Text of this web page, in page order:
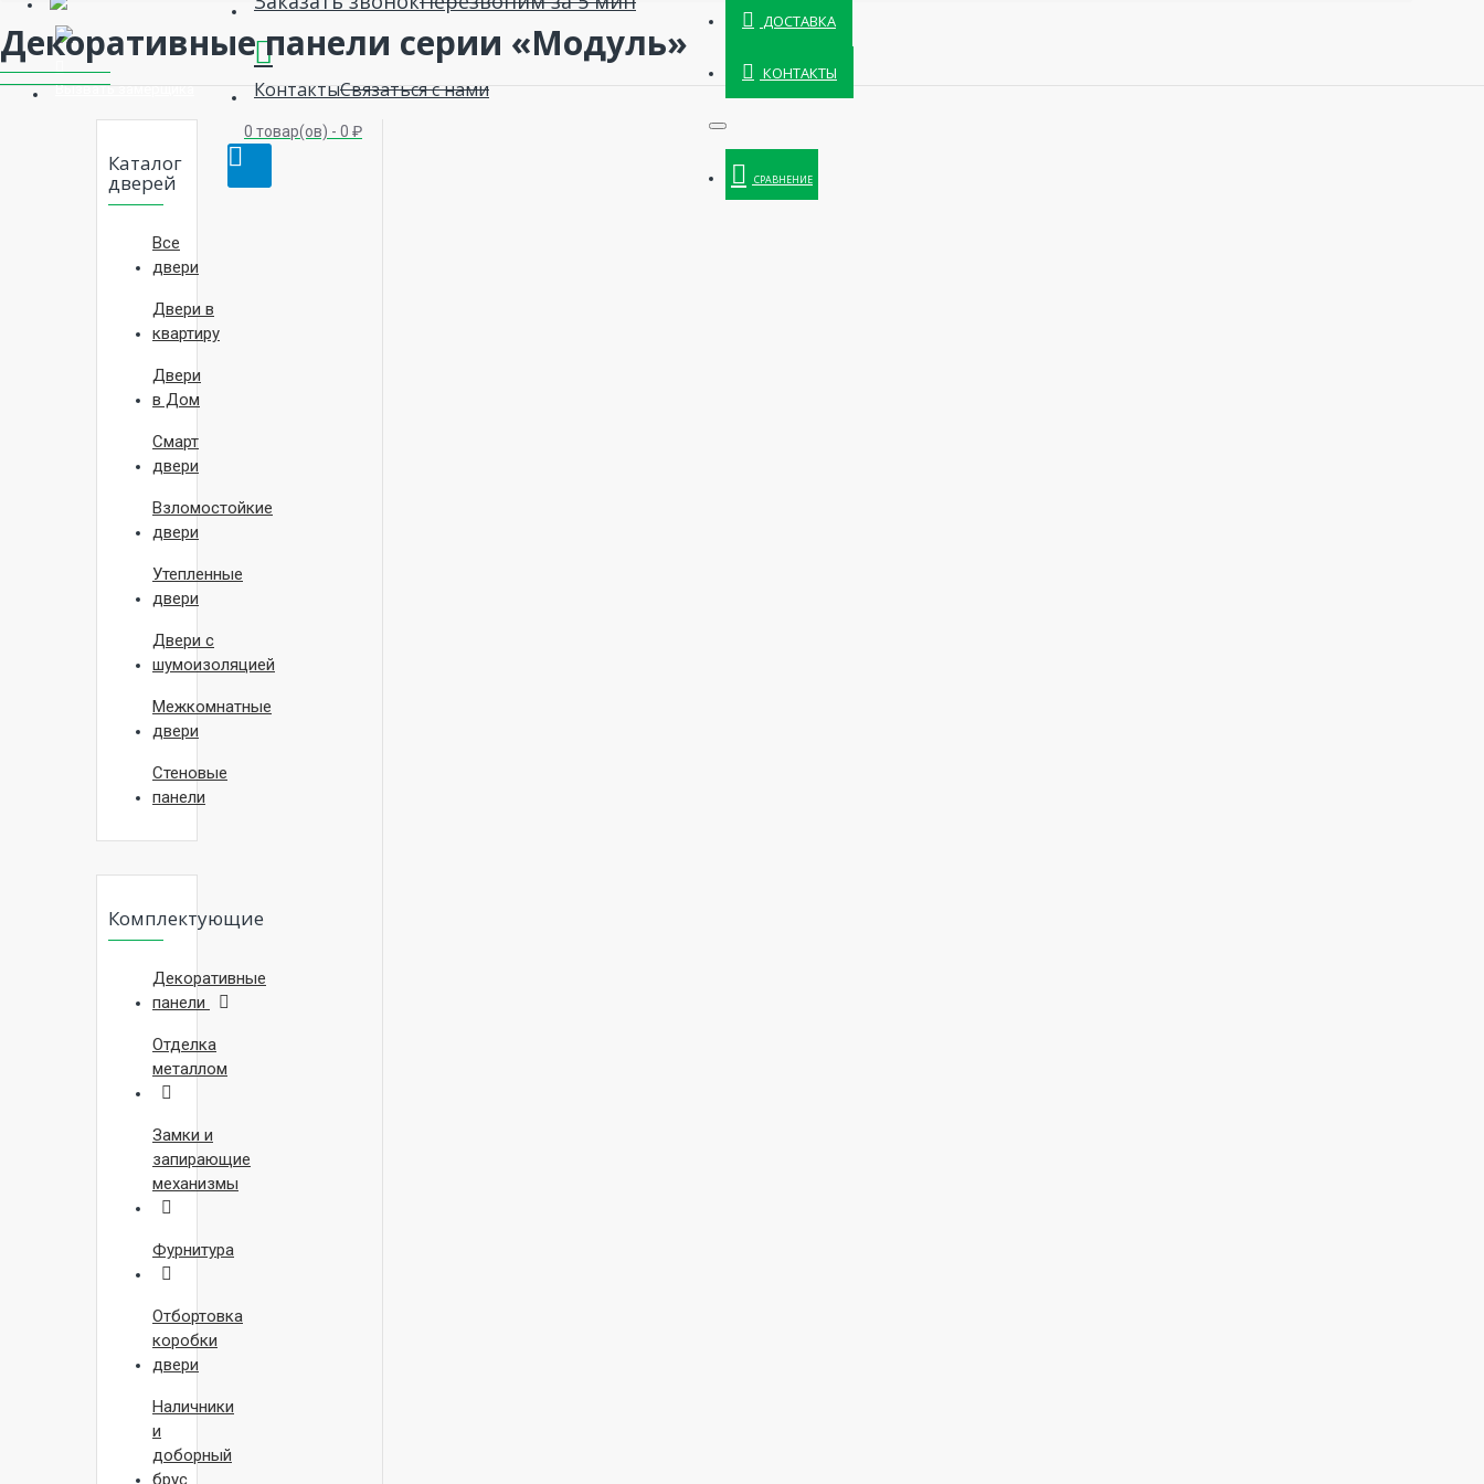
Вызвать замерщика КонтактыСвязаться с нами
0 товар(ов) - 0 ₽
ДОСТАВКА
КОНТАКТЫ
СРАВНЕНИЕ
Декоративные панели серии «Модуль»
Каталог
дверей
Все
двери
Двери в
квартиру
Двери
в Дом
Смарт
двери
Взломостойкие
двери
Утепленные
двери
Двери с
шумоизоляцией
Межкомнатные
двери
Стеновые
панели
Комплектующие
Декоративные
панели
Отделка
металлом
Замки и
запирающие
механизмы
Фурнитура
Отбортовка
коробки
двери
Наличники
и
доборный
брус